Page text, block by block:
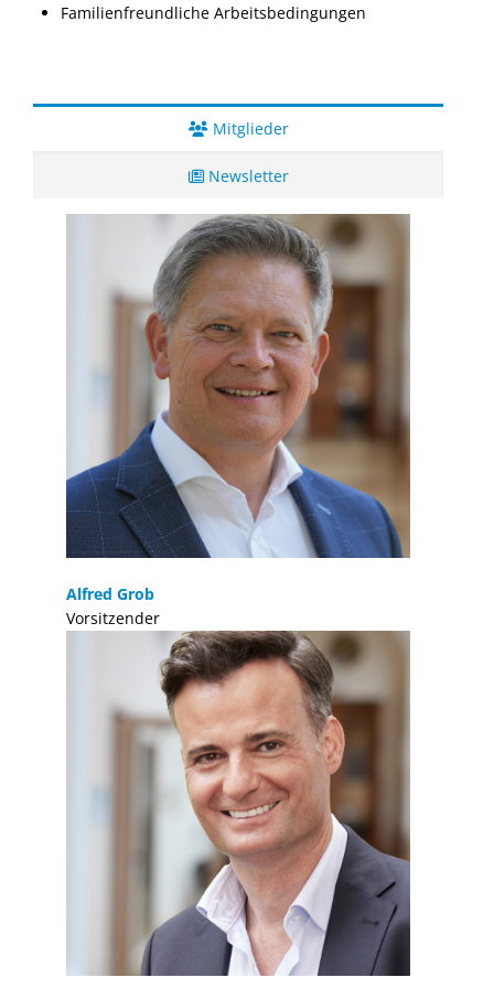
Familienfreundliche Arbeitsbedingungen
Mitglieder
Newsletter
Alfred Grob
Vorsitzender